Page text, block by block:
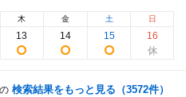
木
13
金
14
土
15
日
16
の 検索結果をもっと見る（3572件）